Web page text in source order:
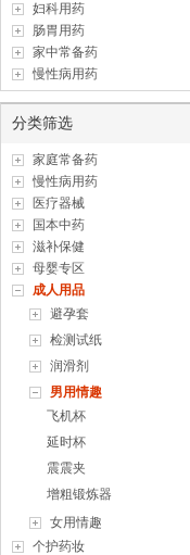
妇科用药
肠胃用药
家中常备药
慢性病用药
分类筛选
家庭常备药
慢性病用药
医疗器械
国本中药
滋补保健
母婴专区
成人用品
避孕套
检测试纸
润滑剂
男用情趣
飞机杯
延时杯
震震夹
增粗锻炼器
女用情趣
个护药妆